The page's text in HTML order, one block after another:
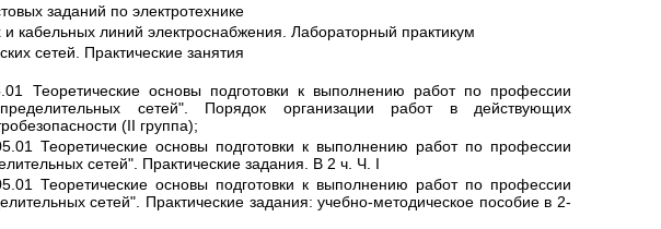
заданий по электротехнике
линий электроснабжения. Лабораторный практикум
сетей. Практические занятия
Теоретические основы подготовки к выполнению работ по профессии
сетей". Порядок организации работ в действующих
(II группа);
Теоретические основы подготовки к выполнению работ по профессии
сетей". Практические задания. В 2 ч. Ч. I
Теоретические основы подготовки к выполнению работ по профессии
сетей". Практические задания: учебно-методическое пособие в 2-